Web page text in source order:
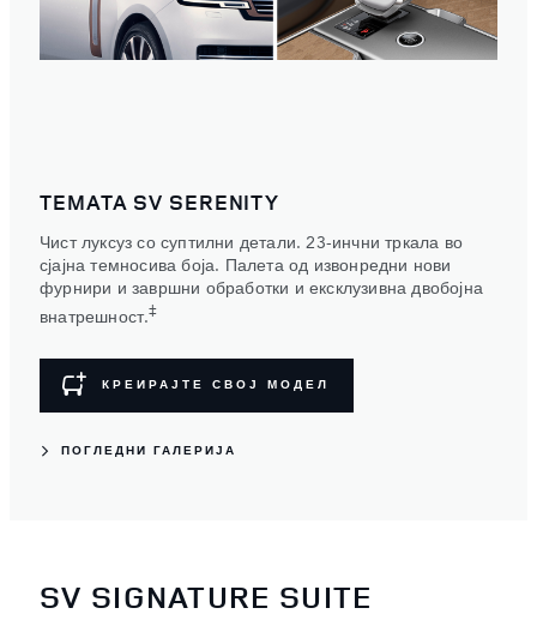
ТЕМАТА SV SERENITY
Чист луксуз со суптилни детали. 23-инчни тркала во
сјајна темносива боја. Палета од извонредни нови
фурнири и завршни обработки и ексклузивна двобојна
внатрешност.‡
КРЕИРАЈТЕ СВОЈ МОДЕЛ
ПОГЛЕДНИ ГАЛЕРИЈА
SV SIGNATURE SUITE